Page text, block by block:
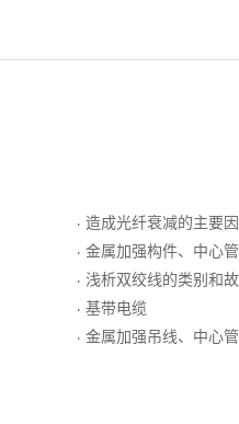
· 造成光纤衰减的主要
· 金属加强构件、中心管填充式、聚乙
· 浅析双绞线的类别和
· 基带电缆
· 金属加强吊线、中心管填充式、钢－聚乙烯粘结护套